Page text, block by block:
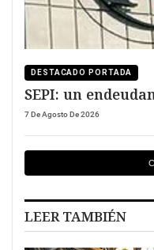
DESTACADO PORTADA
SEPI: un
7 De Agosto De 2026
LEER TAMBIÉN